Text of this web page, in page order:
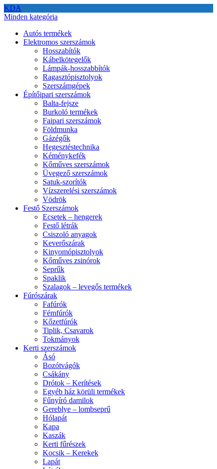
KDA
Minden kategória
Autós termékek
Elektromos szerszámok
Hosszabítók
Kábelkötegelők
Lámpák-hosszabbítók
Ragasztópisztolyok
Szerszámgépek
Építőipari szerszámok
Balta-fejsze
Burkoló termékek
Faipari szerszámok
Földmunka
Gázégők
Hegesztéstechnika
Kéménykefék
Kőműves szerszámok
Üvegező szerszámok
Satuk-szorítók
Vízszerelési szerszámok
Vödrök
Festő Szerszámok
Ecsetek – hengerek
Festő létrák
Csiszoló anyagok
Keverőszárak
Kinyomópisztolyok
Kőműves zsinórok
Seprűk
Spaklik
Szalagok – levegős termékek
Fúrószárak
Fafúrók
Fémfúrók
Kőzetfúrók
Tiplik, Csavarok
Tokmányok
Kerti szerszámok
Ásó
Bozótvágók
Csákány
Drótok – Kerítések
Egyéb ház körüli termékek
Fűnyíró damilok
Gereblye – lombseprű
Hólapát
Kapa
Kaszák
Kerti fűrészek
Kocsik – Kerekek
Lapát